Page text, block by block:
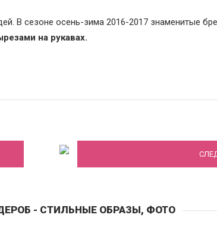
В сезоне осень-зима 2016-2017 знаменитые
на рукавах.
- СТИЛЬНЫЕ ОБРАЗЫ, ФОТО